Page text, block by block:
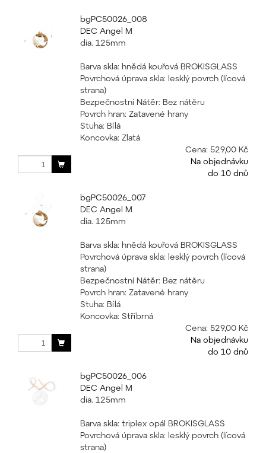
bgPC50026_008
DEC Angel M
dia. 125mm
Barva skla: hnědá kouřová BROKISGLASS
Povrchová úprava skla: lesklý povrch (lícová
strana)
Bezpečnostní Nátěr: Bez nátěru
Povrch hran: Zatavené hrany
Stuha: Bílá
Koncovka: Zlatá
Cena: 529,00 Kč
Na objednávku
do 10 dnů
bgPC50026_007
DEC Angel M
dia. 125mm
Barva skla: hnědá kouřová BROKISGLASS
Povrchová úprava skla: lesklý povrch (lícová
strana)
Bezpečnostní Nátěr: Bez nátěru
Povrch hran: Zatavené hrany
Stuha: Bílá
Koncovka: Stříbrná
Cena: 529,00 Kč
Na objednávku
do 10 dnů
bgPC50026_006
DEC Angel M
dia. 125mm
Barva skla: triplex opál BROKISGLASS
Povrchová úprava skla: lesklý povrch (lícová
strana)